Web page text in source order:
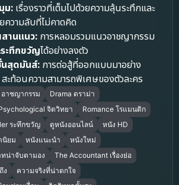
ม: เรื่องราวที่เต็มไปด้วยความลุ้นระทึกและ
ความลับที่ไม่คาดคิด
านแนว: การหลอมรวมแนวอาชญากรรม
ระทึกขวัญได้อย่างลงตัว
สุดมันส์: การต่อสู้ที่ออกแบบมาอย่าง
ะท้อนความสามารถพิเศษของตัวละคร
อาชญากรรม
Drama ดราม่า
จิตวิทยา
Romance โรแมนติก
ระทึกขวัญ ดูหนังออนไลน์
หนัง HD
นิยม หนังแนะนำ
หนังใหม่
น่าจับตามอง
The Accountant เรื่องย่อ
ง
ความจริงที่น่าตกใจ